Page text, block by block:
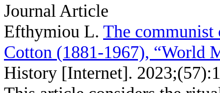
Journal Article
Efthymiou L. The communist
Cotton (1881-1967), “World
History [Internet].